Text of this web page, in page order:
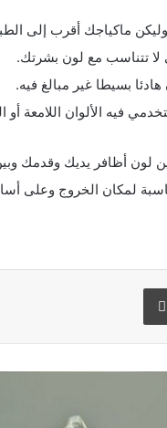
ماكياجك أقرب إلى
لا تتناسب مع لون بشرتك.
بسيطا غير مبالغ فيه.
فيه الألوان اللامعة
لون أظافر يديك وقدمك
لمكان الخروج وعلى